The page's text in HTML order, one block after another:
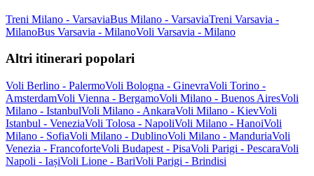
Treni Milano - VarsaviaBus Milano - VarsaviaTreni Varsavia -
MilanoBus Varsavia - MilanoVoli Varsavia - Milano
Altri itinerari popolari
Voli Berlino - PalermoVoli Bologna - GinevraVoli Torino -
AmsterdamVoli Vienna - BergamoVoli Milano - Buenos AiresVoli
Milano - IstanbulVoli Milano - AnkaraVoli Milano - KievVoli
Istanbul - VeneziaVoli Tolosa - NapoliVoli Milano - HanoiVoli
Milano - SofiaVoli Milano - DublinoVoli Milano - ManduriaVoli
Venezia - FrancoforteVoli Budapest - PisaVoli Parigi - PescaraVoli
Napoli - IașiVoli Lione - BariVoli Parigi - Brindisi